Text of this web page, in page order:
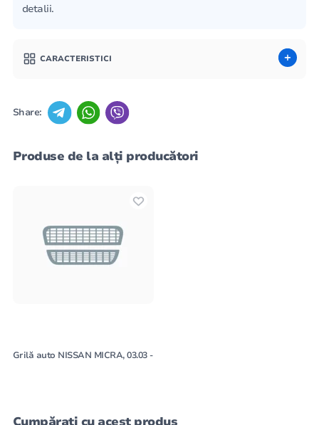
detalii.
CARACTERISTICI
Share:
Produse de la alți producători
Grilă auto NISSAN MICRA, 03.03 -